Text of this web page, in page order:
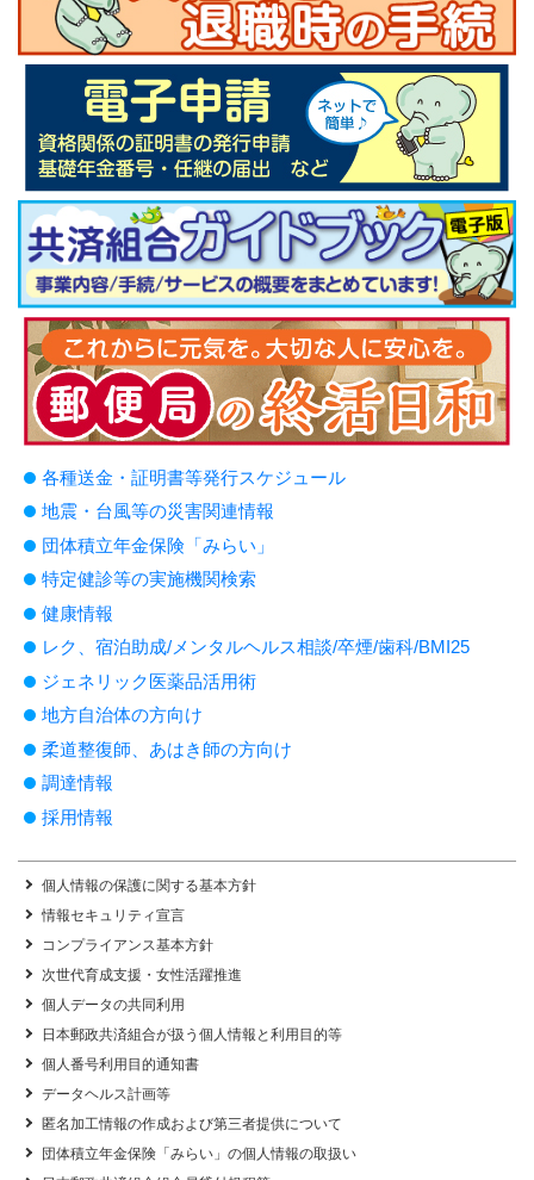
各種送金・証明書等発行スケジュール
地震・台風等の災害関連情報
団体積立年金保険「みらい」
特定健診等の実施機関検索
健康情報
レク、宿泊助成/メンタルヘルス相談/卒煙/歯科/BMI25
ジェネリック医薬品活用術
地方自治体の方向け
柔道整復師、あはき師の方向け
調達情報
採用情報
個人情報の保護に関する基本方針
情報セキュリティ宣言
コンプライアンス基本方針
次世代育成支援・女性活躍推進
個人データの共同利用
日本郵政共済組合が扱う個人情報と利用目的等
個人番号利用目的通知書
データヘルス計画等
匿名加工情報の作成および第三者提供について
団体積立年金保険「みらい」の個人情報の取扱い